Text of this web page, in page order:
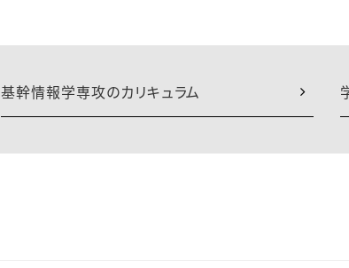
基幹情報学専攻のカリキュラム